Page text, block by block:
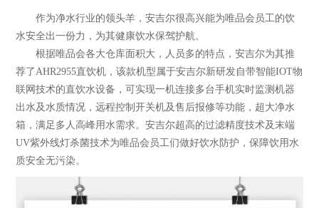
作为净水行业的领头羊，安吉尔很高兴能为唯品会员工的饮
水安全出一份力，为其健康饮水保驾护航。
根据唯品会各大仓库面积大，人员多的特点，安吉尔为其推
荐了AHR2955直饮机，该款机型属于安吉尔新研发自带智能IOT物
联网技术的直饮水设备，可实现一机连接多台手机实时监测机器
出水及水质情况，远程控制开关机及售后报修等功能，超大净水
箱，满足多人高峰用水需求。安吉尔超高的过滤精度技术及末端
UV紫外线灯杀菌技术为唯品会员工们做好饮水防护，保障饮用水
质安全无污染。